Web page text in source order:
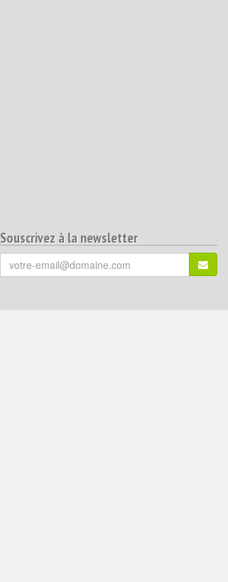
Souscrivez à la newsletter
Votre
email